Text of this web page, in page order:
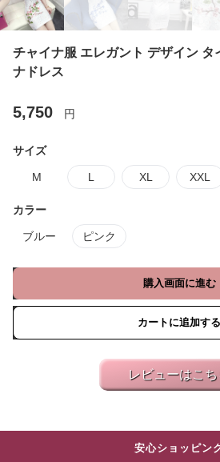
チャイナ服 エレガント デザイン タ
ナドレス
5,750 円
サイズ
M L XL XXL
カラー
ブルー ピンク
購入画面に進む
カートに追加する
レビューはこち
安心ショッピン